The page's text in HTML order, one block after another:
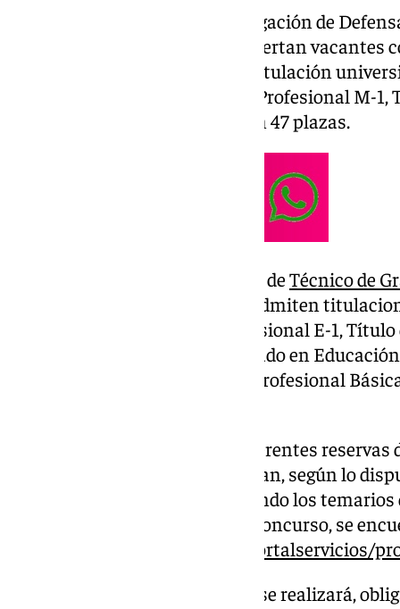
Según ha informado la Subdelegación de
a las titulaciones exigidas, se ofertan
Grupo Profesional M-2 y M-3, Titulación
vacante, con una plaza; Grupo Profesional M-
indicado para cada vacante, con 47 plazas.
El Grupo Profesional E-2, Título deTécnico de
vacante –en algunos casos se admiten
con 114 plazas, y el Grupo Profesional E-1,
cada vacante o Título de Graduado en
cualquier título de Formación Profesional
La convocatoria contempla diferentes reservas
general aquellas que no se cubran, según lo
información completa, incluyendo los temarios
méritos a valorar en la fase de concurso, se
https://www.defensa.gob.es/portalservicios/
La presentación de solicitudes se realizará,